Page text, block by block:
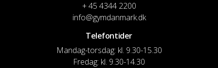
+ 45 4344 2200
info@gymdanmark.dk
Telefontider
Mandag-torsdag: kl. 9.30-15.30
Fredag: kl. 9.30-14.30